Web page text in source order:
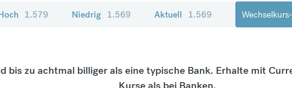
1.579 Niedrig 1.569 Aktuell 1.569
bis zu achtmal billiger als eine typische Bank. Erhalte mit
Kurse als bei Banken.